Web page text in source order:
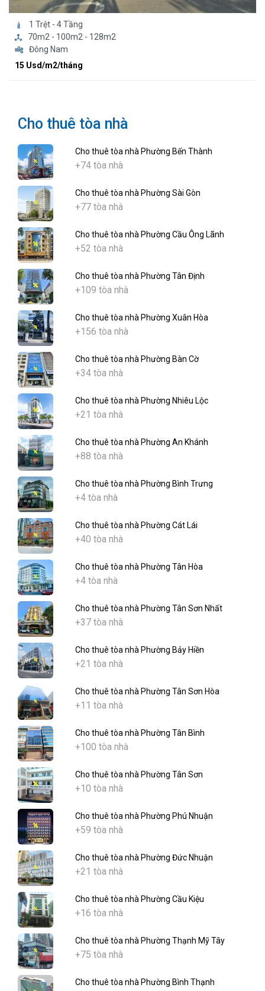
1 Trệt - 4 Tầng
70m2 - 100m2 - 128m2
Đông Nam
15 Usd/m2/tháng
Cho thuê tòa nhà
Cho thuê tòa nhà Phường Bến Thành
+74 tòa nhà
Cho thuê tòa nhà Phường Sài Gòn
+77 tòa nhà
Cho thuê tòa nhà Phường Cầu Ông Lãnh
+52 tòa nhà
Cho thuê tòa nhà Phường Tân Định
+109 tòa nhà
Cho thuê tòa nhà Phường Xuân Hòa
+156 tòa nhà
Cho thuê tòa nhà Phường Bàn Cờ
+34 tòa nhà
Cho thuê tòa nhà Phường Nhiêu Lộc
+21 tòa nhà
Cho thuê tòa nhà Phường An Khánh
+88 tòa nhà
Cho thuê tòa nhà Phường Bình Trưng
+4 tòa nhà
Cho thuê tòa nhà Phường Cát Lái
+40 tòa nhà
Cho thuê tòa nhà Phường Tân Hòa
+4 tòa nhà
Cho thuê tòa nhà Phường Tân Sơn Nhất
+37 tòa nhà
Cho thuê tòa nhà Phường Bảy Hiền
+21 tòa nhà
Cho thuê tòa nhà Phường Tân Sơn Hòa
+11 tòa nhà
Cho thuê tòa nhà Phường Tân Bình
+100 tòa nhà
Cho thuê tòa nhà Phường Tân Sơn
+10 tòa nhà
Cho thuê tòa nhà Phường Phú Nhuận
+59 tòa nhà
Cho thuê tòa nhà Phường Đức Nhuận
+21 tòa nhà
Cho thuê tòa nhà Phường Cầu Kiệu
+16 tòa nhà
Cho thuê tòa nhà Phường Thạnh Mỹ Tây
+75 tòa nhà
Cho thuê tòa nhà Phường Bình Thạnh